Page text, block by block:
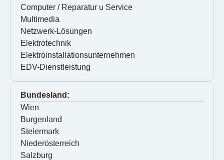
Computer / Reparatur u Service
Multimedia
Netzwerk-Lösungen
Elektrotechnik
Elektroinstallationsunternehmen
EDV-Dienstleistung
Bundesland:
Wien
Burgenland
Steiermark
Niederösterreich
Salzburg